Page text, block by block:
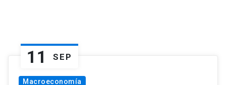
11 SEP
Macroeconomía